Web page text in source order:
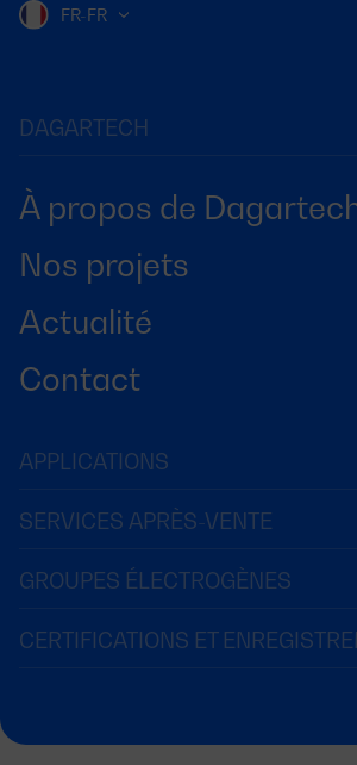
DAGARTECH
À propos de
Nos projets
Actualité
Contact
FR-FR
APPLICATIONS
SERVICES APRÈS-VENTE
GROUPES ÉLECTROGÈNES
CERTIFICATIONS ET